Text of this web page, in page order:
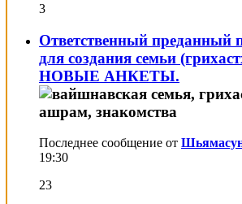
3
Ответственный преданный
для создания семьи
НОВЫЕ АНКЕТЫ.
Последнее сообщение от
19:30
23